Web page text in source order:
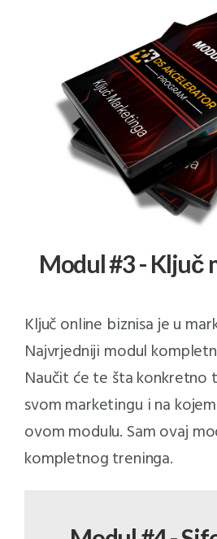
Modul #3 - Ključ
Ključ online biznisa je u
Najvrjedniji modul
Naučit će te šta konkretno
svom marketingu i na
ovom modulu. Sam ovaj
kompletnog treninga.